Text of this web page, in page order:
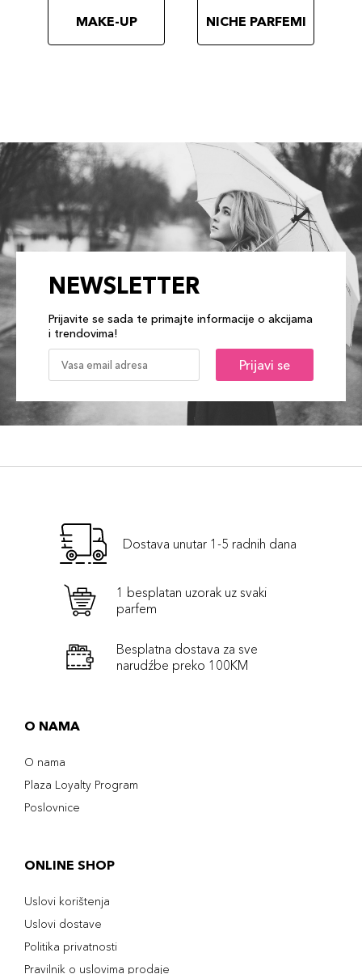
MAKE-UP NICHE PARFEMI
NEWSLETTER
Prijavite se sada te primajte informacije o akcijama
i trendovima!
Prijavi se
Dostava unutar 1-5 radnih dana
1 besplatan uzorak uz svaki
parfem
Besplatna dostava za sve
narudźbe preko 100KM
O NAMA
O nama
Plaza Loyalty Program
Poslovnice
ONLINE SHOP
Uslovi korištenja
Uslovi dostave
Politika privatnosti
Pravilnik o uslovima prodaje